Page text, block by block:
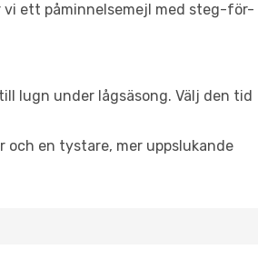
vi ett påminnelsemejl med steg-för-
lugn under lågsäsong. Välj den tid
en tystare, mer uppslukande